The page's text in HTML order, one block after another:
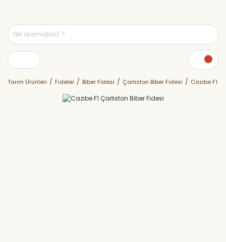
Tarım Ürünleri Fideler Biber Fidesi Çarliston Biber Fidesi Cazibe F1